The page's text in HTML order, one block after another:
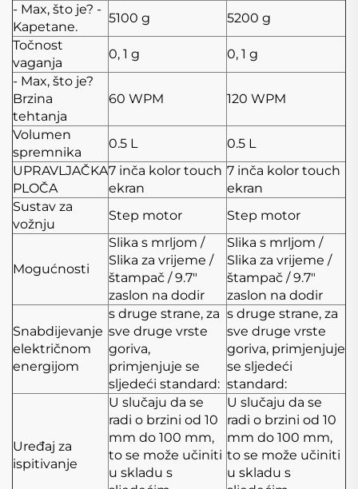
- Max, što je? -
Kapetane.
5100 g
5200 g
Točnost
vaganja
0, 1 g
0, 1 g
- Max, što je?
Brzina
tehtanja
60 WPM 120 WPM
Volumen
spremnika
0.5 L
0.5 L
UPRAVLJAČKA
PLOČA
7 inča kolor touch
ekran
7 inča kolor touch
ekran
Sustav za
vožnju
Step motor Step motor
Mogućnosti
Slika s mrljom /
Slika za vrijeme /
štampač / 9.7"
zaslon na dodir
Slika s mrljom /
Slika za vrijeme /
štampač / 9.7"
zaslon na dodir
Snabdijevanje
električnom
energijom
s druge strane, za
sve druge vrste
goriva,
primjenjuje se
sljedeći standard:
s druge strane, za
sve druge vrste
goriva, primjenjuje
se sljedeći
standard:
Uređaj za
ispitivanje
U slučaju da se
radi o brzini od 10
mm do 100 mm,
to se može učiniti
u skladu s
U slučaju da se
radi o brzini od 10
mm do 100 mm,
to se može učiniti
u skladu s